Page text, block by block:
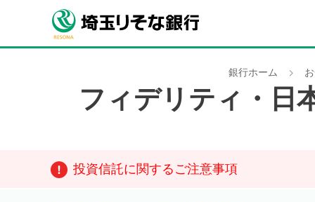
銀行ホーム
フィデリティ・日
投資信託に関するご注意事項